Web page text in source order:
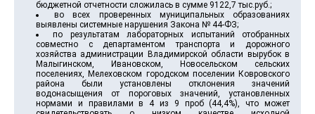
бюджетной отчетности сложилась в сумме 9122,7 тыс.руб.;
во всех проверенных муниципальных образованиях
выявлены системные нарушения Закона № 44-ФЗ;
по результатам лабораторных испытаний отобранных
совместно с департаментом транспорта и дорожного
хозяйства администрации Владимирской области вырубок в
Малыгинском, Ивановском, Новосельском сельских
поселениях, Мелеховском городском поселении Ковровского
района были установлены отклонения значений
водонасыщения от пороговых значений, установленных
нормами и правилами в 4 из 9 проб (44,4%), что может